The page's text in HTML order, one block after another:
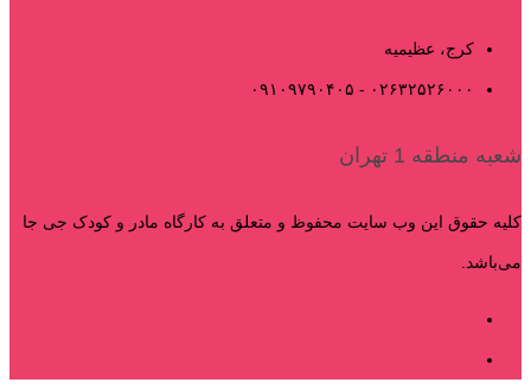
کرج، عظیمیه
۰۲۶۳۲۵۲۶۰۰۰ - ۰۹۱۰۹۷۹۰۴۰۵
شعبه منطقه 1 تهران
کلیه حقوق این وب سایت محفوظ و متعلق به کارگاه مادر و کودک جی جا
می‌باشد.